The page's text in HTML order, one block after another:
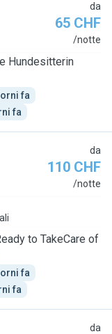
da
65 CHF
/notte
Hundesitterin
fa
fa
da
110 CHF
/notte
to TakeCare of
fa
fa
da